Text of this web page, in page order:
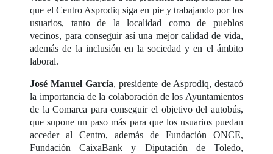
que el Centro Asprodiq siga en pie y trabajando por los
usuarios, tanto de la localidad como de pueblos
vecinos, para conseguir así una mejor calidad de vida,
además de la inclusión en la sociedad y en el ámbito
laboral.
José Manuel García, presidente de Asprodiq, destacó
la importancia de la colaboración de los Ayuntamientos
de la Comarca para conseguir el objetivo del autobús,
que supone un paso más para que los usuarios puedan
acceder al Centro, además de Fundación ONCE,
Fundación CaixaBank y Diputación de Toledo,